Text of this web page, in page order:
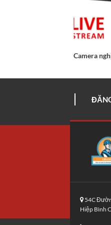
Camera
54C
Hiệp Bình